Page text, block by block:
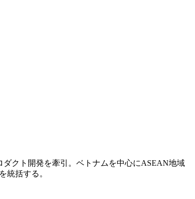
クト開発を牽引。ベトナムを中心にASEAN地域
統括する。